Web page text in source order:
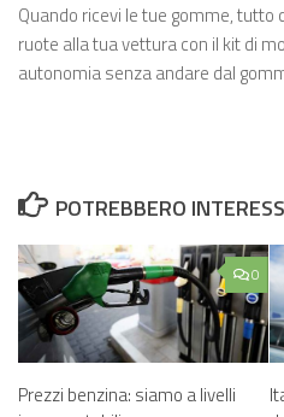
Quando ricevi le tue gomme, tutto
ruote alla tua vettura con il kit di
autonomia senza andare dal
POTREBBERO
0
Prezzi benzina: siamo a livelli